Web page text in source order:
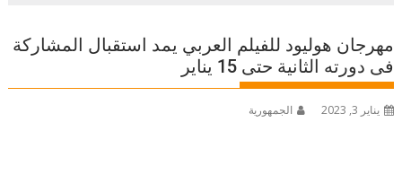
مهرجان هوليود للفيلم العربي يمد استقبال المشاركة
فى دورته الثانية حتى 15 يناير
يناير 3, 2023 الجمهورية